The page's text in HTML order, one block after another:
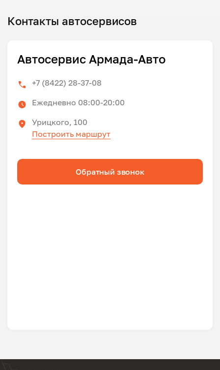
Контакты автосервисов
Автосервис Армада-Авто
+7 (8422) 28-37-08
Ежедневно 08:00-20:00
Урицкого, 100
Построить маршрут
Обратный звонок